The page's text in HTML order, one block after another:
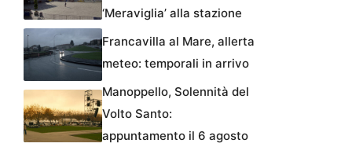
‘Meraviglia’ alla stazione
Francavilla al Mare, allerta
meteo: temporali in arrivo
Manoppello, Solennità del
Volto Santo:
appuntamento il 6 agosto